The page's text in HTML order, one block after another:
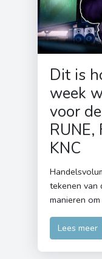
Dit is
week
voor
RUNE,
KNC
tekenen van
manieren
Lees meer